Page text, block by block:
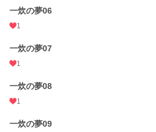
一炊の夢06
1
一炊の夢07
1
一炊の夢08
1
一炊の夢09